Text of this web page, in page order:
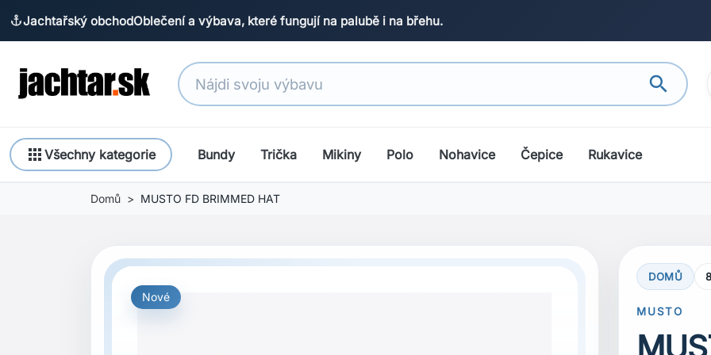
anchorJachtařský obchodOblečení a výbava, které fungují na palubě i na břehu.
search
appsVšechny kategorie Bundy Trička Mikiny Polo Nohavice Čepice Rukavice
Domů MUSTO FD BRIMMED HAT
Nové
Previous
DOMŮ
MUSTO